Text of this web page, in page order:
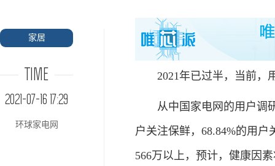
家居
TIME
2021-07-16 17:29
环球家电网
2021年已过半，当前，
从中国家电网的用户调研
户关注保鲜，68.84%的用
566万以上，预计，健康因